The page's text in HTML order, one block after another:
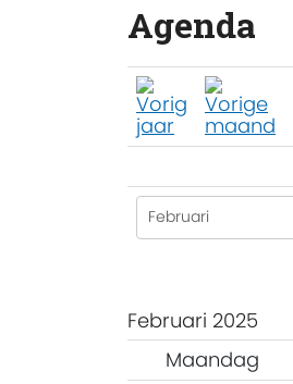
Agenda
Februari 2025
Maandag